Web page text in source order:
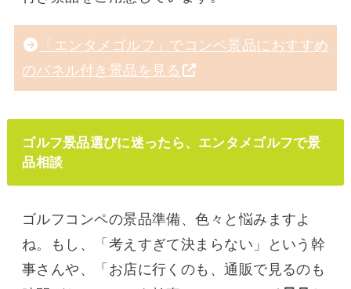
「エンタメゴルフ」でコンペ景品におすすめ
のパネル付き景品を見る
ゴルフ景品選びに迷ったら、エンタメゴルフで景
品相談
ゴルフコンペの景品準備、色々と悩みますよ
ね。もし、「考えすぎて決まらない」という幹
事さんや、「お店に行くのも、通販で見るのも